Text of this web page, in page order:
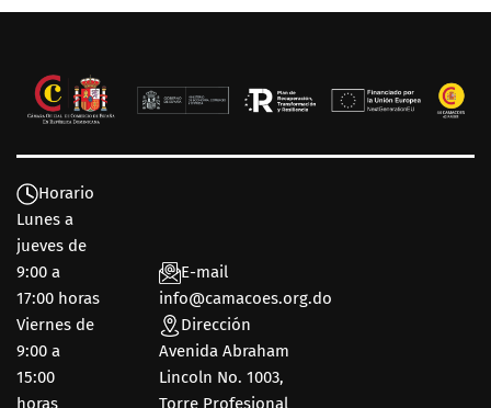
Horario
Lunes a
jueves de
9:00 a
17:00 horas
Viernes de
9:00 a
15:00
horas
E-mail
info@camacoes.org.do
Dirección
Avenida Abraham
Lincoln No. 1003,
Torre Profesional